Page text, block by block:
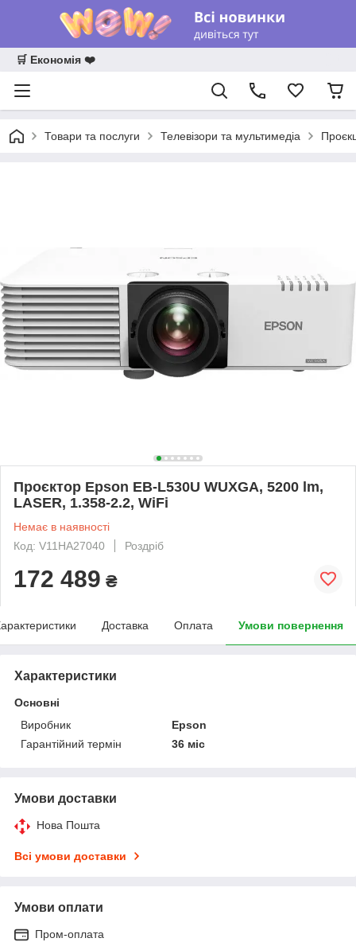
🛒 Економія ❤️
Товари та послуги Телевізори та мультимедіа
Проєктор Epson EB-L530U WUXGA, 5200 lm,
LASER, 1.358-2.2, WiFi
Немає в наявності
Код: V11HA27040
Роздріб
172 489 ₴
Доставка Оплата Умови повернення
Характеристики
Основні
Виробник
Epson
Гарантійний термін
36 міс
Умови доставки
Нова Пошта
Всі умови доставки
Умови оплати
Пром-оплата